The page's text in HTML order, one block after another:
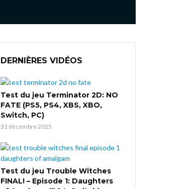
DERNIÈRES VIDÉOS
Test du jeu Terminator 2D: NO
FATE (PS5, PS4, XBS, XBO,
Switch, PC)
31 décembre 2025
Test du jeu Trouble Witches
FINAL! – Episode 1: Daughters